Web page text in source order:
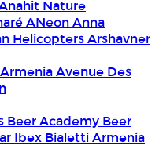
Nature
ANeonAnna
HelicoptersArshavner
Avenue Des
Beer Academy Beer
Ibex Bialetti Armenia